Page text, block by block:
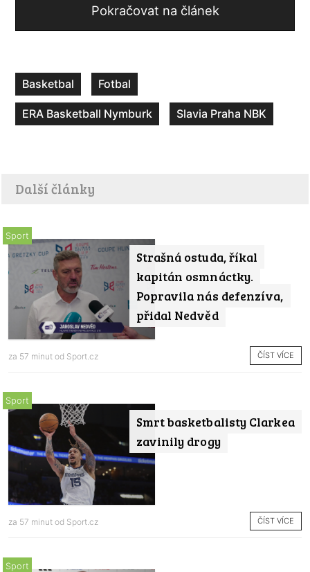
Pokračovat na článek
Basketbal Fotbal
ERA Basketball Nymburk Slavia Praha NBK
Další články
Strašná ostuda, říkal
kapitán osmnáctky.
Popravila nás defenzíva,
přidal Nedvěd
Sport
za 57 minut od Sport.cz ČÍST VÍCE
Smrt basketbalisty Clarkea
zavinily drogy
Sport
za 57 minut od Sport.cz ČÍST VÍCE
Sport